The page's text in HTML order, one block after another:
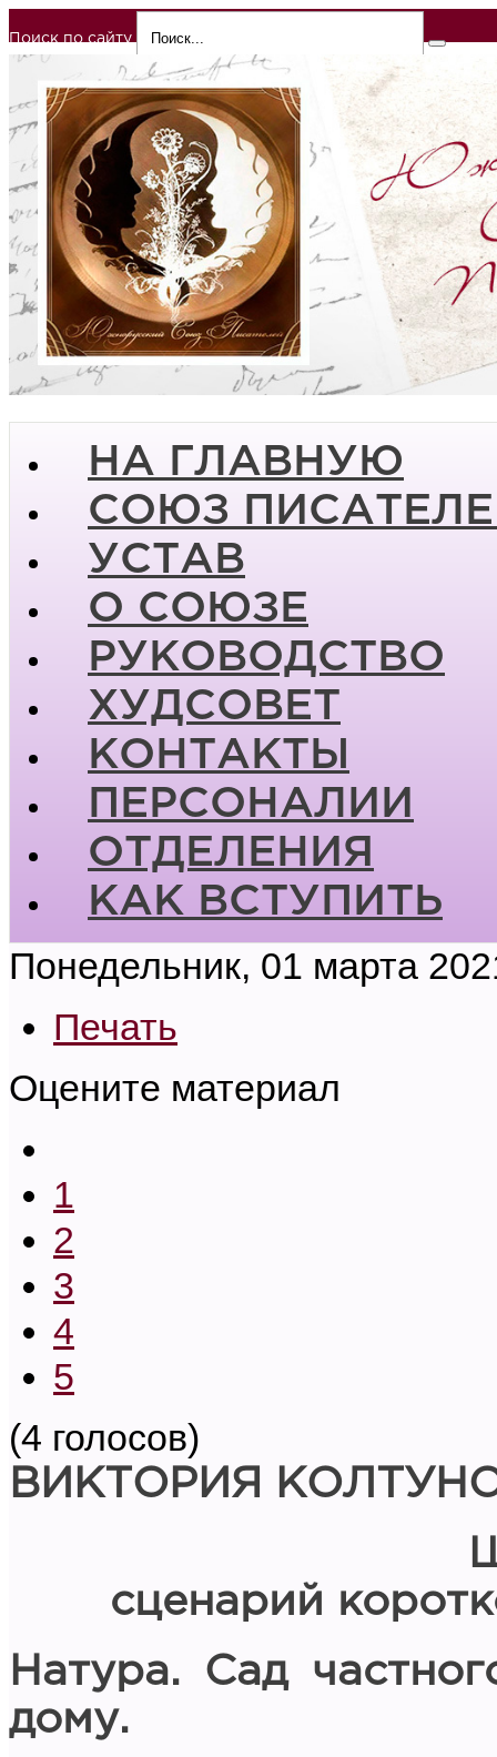
Поиск по сайту
НА ГЛАВНУЮ
СОЮЗ
УСТАВ
О СОЮЗЕ
РУКОВОДСТВО
ХУДСОВЕТ
КОНТАКТЫ
ПЕРСОНАЛИИ
ОТДЕЛЕНИЯ
КАК ВСТУПИТЬ
Понедельник, 01 марта
Печать
Оцените материал
1
2
3
4
5
(4 голосов)
ВИКТОРИЯ
сценарий
Натура. Сад
дому.